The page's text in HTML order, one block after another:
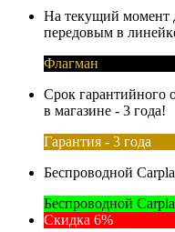
На текущий момент
передовым в
Флагман
Срок гарантийного
в магазине - 3 года!
Гарантия - 3 года
Беспроводной
Беспроводной
Скидка 6%